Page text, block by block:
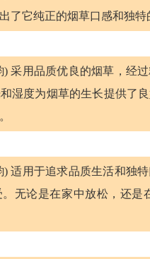
了它纯正的烟草口感和独特
) 采用品质优良的烟草，经
湿度为烟草的生长提供了
) 适用于追求品质生活和独
无论是在家中放松，还